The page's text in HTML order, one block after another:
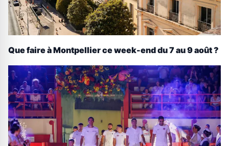
Que faire à Montpellier ce week-end du 7 au 9 août ?